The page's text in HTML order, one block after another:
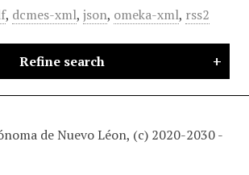
, dcmes-xml, json, omeka-xml, rss2
Refine search
de Nuevo Léon, (c) 2020-2030 -